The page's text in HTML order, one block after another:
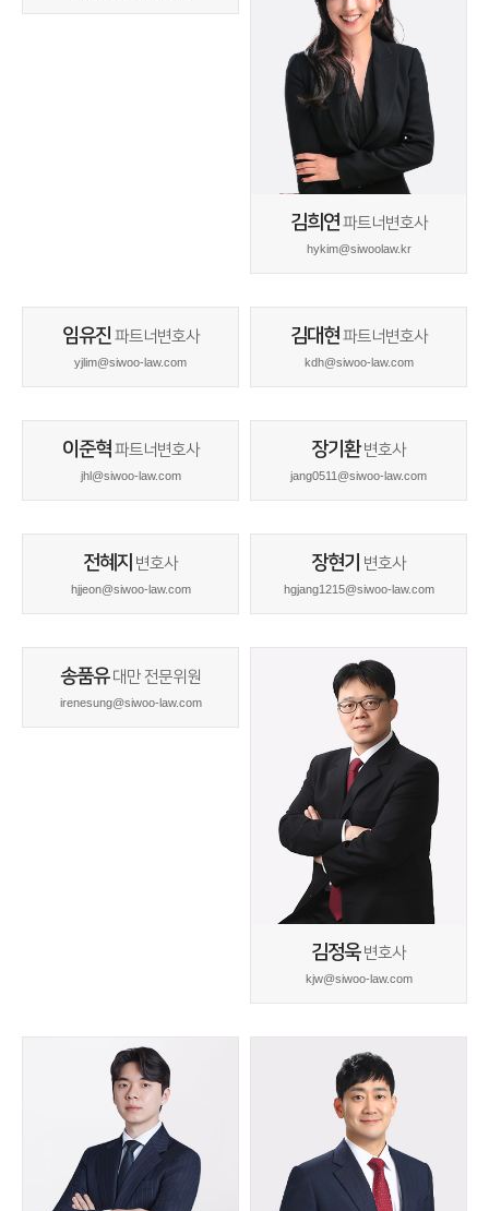
김희연파트너변호사
hykim@siwoolaw.kr
임유진 파트너변호사
yjlim@siwoo-law.com
김대현파트너변호사
kdh@siwoo-law.com
이준혁파트너변호사
jhl@siwoo-law.com
장기환변호사
jang0511@siwoo-law.com
전혜지 변호사
hjjeon@siwoo-law.com
장현기 변호사
hgjang1215@siwoo-law.com
송품유대만 전문위원
irenesung@siwoo-law.com
김정욱변호사
kjw@siwoo-law.com